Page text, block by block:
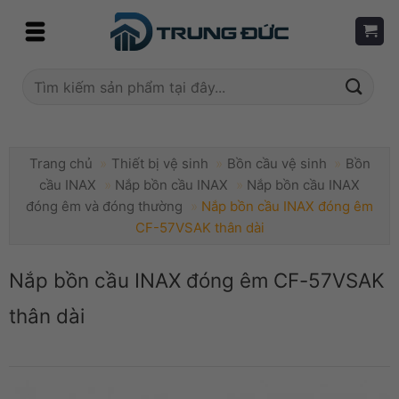
Tìm
Trang chủ » Thiết bị vệ sinh » Bồn cầu vệ sinh » Bồn
cầu INAX
» Nắp bồn cầu INAX » Nắp bồn cầu INAX
đóng êm và đóng thường
» Nắp bồn cầu INAX đóng êm
CF-57VSAK thân dài
Nắp bồn cầu INAX đóng êm CF-57VSAK
thân dài